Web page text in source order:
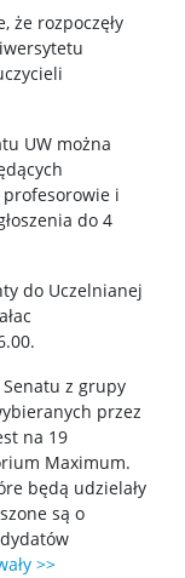
że rozpoczęły
UW można
i
do 4
do Uczelnianej
z grupy
przez
na 19
Maximum.
będą udzielały
są o
>>